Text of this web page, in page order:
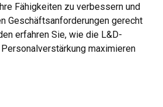
Fähigkeiten zu verbessern und
Geschäftsanforderungen gerecht
erfahren Sie, wie die L&D-
maximieren